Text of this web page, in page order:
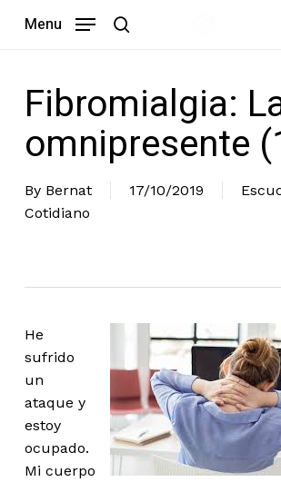
Menu
Fibromialgia:
omnipresente
By Bernat 17/10/2019
Cotidiano
He
sufrido
un
ataque y
estoy
ocupado.
Mi cuerpo